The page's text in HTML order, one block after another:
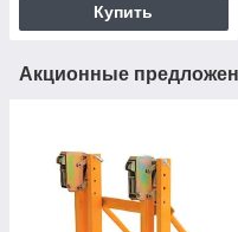
Купить
Акционные